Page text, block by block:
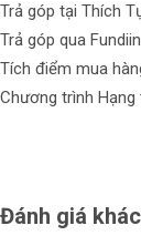
Trả góp tại Thích
Trả góp qua Fundiin
Tích điểm mua
Chương trình Hạng
Đánh giá